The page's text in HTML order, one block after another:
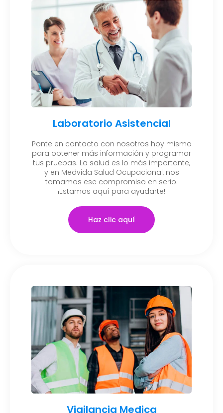
Laboratorio Asistencial
Ponte en contacto con nosotros hoy mismo
para obtener más información y programar
tus pruebas. La salud es lo más importante,
y en Medvida Salud Ocupacional, nos
tomamos ese compromiso en serio.
¡Estamos aquí para ayudarte!
Haz clic aquí
Vigilancia Medica